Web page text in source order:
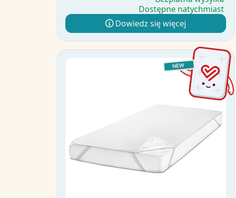
Dostępne natychmiast
Dowiedz się więcej